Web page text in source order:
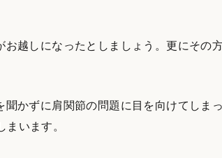
お越しになったとしましょう。更にその
かずに肩関節の問題に目を向けてしま
います。